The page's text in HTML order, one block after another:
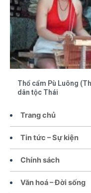
Trang chủ
Tin tức – Sự kiện
Chính sách
Văn hoá – Đời sống
Thổ cẩm Pù Luông
dân tộc Thái